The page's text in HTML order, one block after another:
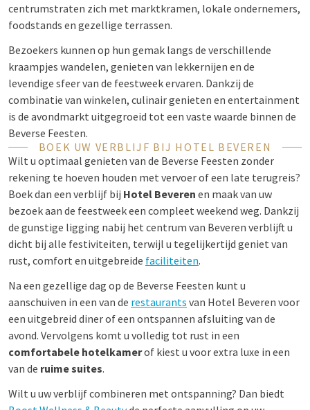
centrumstraten zich met marktkramen, lokale ondernemers,
foodstands en gezellige terrassen.
Bezoekers kunnen op hun gemak langs de verschillende
kraampjes wandelen, genieten van lekkernijen en de
levendige sfeer van de feestweek ervaren. Dankzij de
combinatie van winkelen, culinair genieten en entertainment
is de avondmarkt uitgegroeid tot een vaste waarde binnen de
Beverse Feesten.
BOEK UW VERBLIJF BIJ HOTEL BEVEREN
Wilt u optimaal genieten van de Beverse Feesten zonder
rekening te hoeven houden met vervoer of een late terugreis?
Boek dan een verblijf bij Hotel Beveren en maak van uw
bezoek aan de feestweek een compleet weekend weg. Dankzij
de gunstige ligging nabij het centrum van Beveren verblijft u
dicht bij alle festiviteiten, terwijl u tegelijkertijd geniet van
rust, comfort en uitgebreide faciliteiten.
Na een gezellige dag op de Beverse Feesten kunt u
aanschuiven in een van de restaurants van Hotel Beveren voor
een uitgebreid diner of een ontspannen afsluiting van de
avond. Vervolgens komt u volledig tot rust in een
comfortabele hotelkamerof kiest u voor extra luxe in een
van de ruime suites.
Wilt u uw verblijf combineren met ontspanning? Dan biedt